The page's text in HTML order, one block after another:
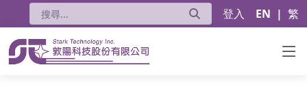
登入 EN | 繁